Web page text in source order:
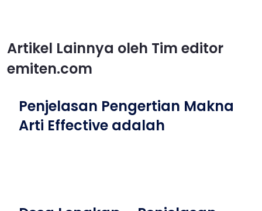
Artikel Lainnya oleh Tim editor
emiten.com
Penjelasan Pengertian Makna
Arti Effective adalah